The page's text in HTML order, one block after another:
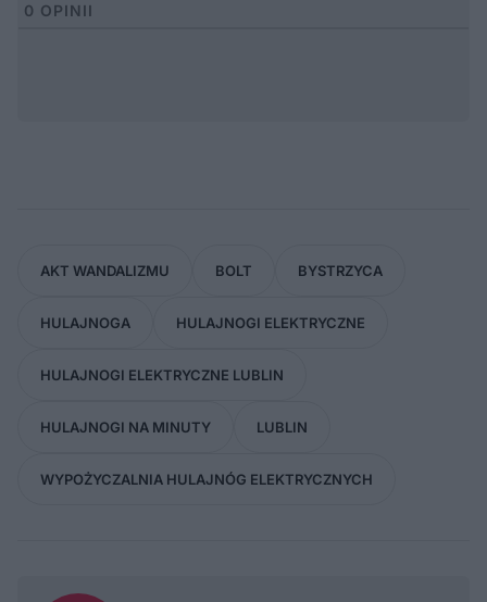
0 OPINII
AKT WANDALIZMU BOLT BYSTRZYCA
HULAJNOGA HULAJNOGI ELEKTRYCZNE
HULAJNOGI ELEKTRYCZNE LUBLIN
HULAJNOGI NA MINUTY LUBLIN
WYPOŻYCZALNIA HULAJNÓG ELEKTRYCZNYCH